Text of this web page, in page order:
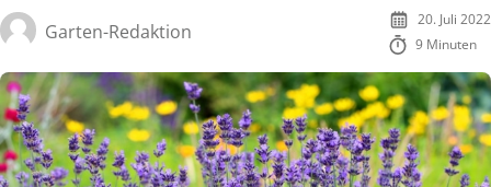
Garten-Redaktion
20. Juli 2022
9 Minuten